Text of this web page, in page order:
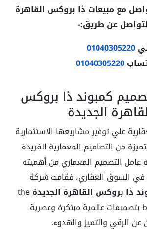
مع مبيعات ذا بروكس القاهرة
عن طريق:-
01040305220
01040305220
كمبوند ذا بروكس
الجديدة
علي توفير مشاريعها الاستثمارية
من التصاميم المعمارية الفريدة
عامل التصميم المعماري من أهميته
في السوق العقاري، فقامت شركة
ذا بروكس القاهرة الجديدةthe
بتصميمات عالمية مبتكرة وعصرية
عن الرقي والتميز والهدوء.